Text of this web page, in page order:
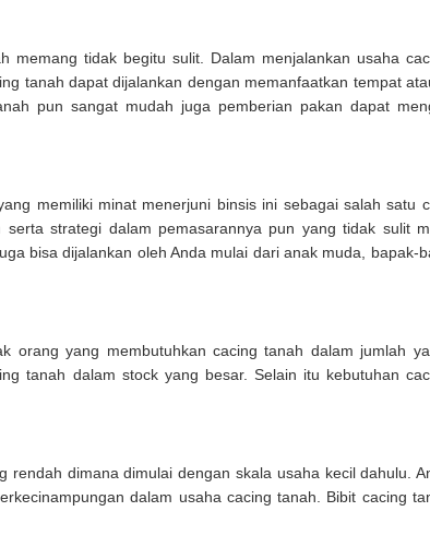
memang tidak begitu sulit. Dalam menjalankan usaha
tanah dapat dijalankan dengan memanfaatkan tempat
pun sangat mudah juga pemberian pakan dapat
memiliki minat menerjuni binsis ini sebagai salah satu
strategi dalam pemasarannya pun yang tidak sulit
bisa dijalankan oleh Anda mulai dari anak muda, bapak-
orang yang membutuhkan cacing tanah dalam jumlah
tanah dalam stock yang besar. Selain itu kebutuhan
dimana dimulai dengan skala usaha kecil dahulu.
dalam usaha cacing tanah. Bibit cacing